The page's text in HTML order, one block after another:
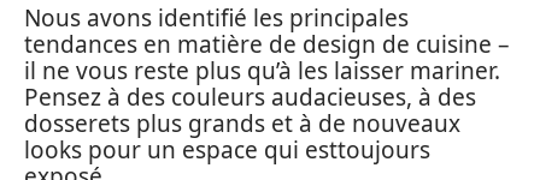
Nous avons identifié les principales
tendances en matière de design de cuisine –
il ne vous reste plus qu’à les laisser mariner.
Pensez à des couleurs audacieuses, à des
dosserets plus grands et à de nouveaux
looks pour un espace qui esttoujours